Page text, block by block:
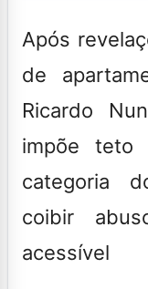
Após
de
Ricardo
impõe teto
categoria
coibir
acessível